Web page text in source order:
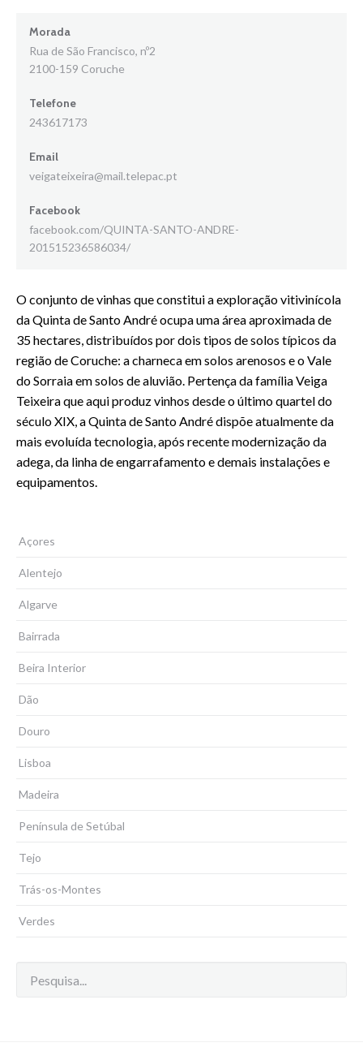
Morada
Rua de São Francisco, nº2
2100-159 Coruche
Telefone
243617173
Email
veigateixeira@mail.telepac.pt
Facebook
facebook.com/QUINTA-SANTO-ANDRE-
201515236586034/
O conjunto de vinhas que constitui a exploração vitivinícola
da Quinta de Santo André ocupa uma área aproximada de
35 hectares, distribuídos por dois tipos de solos típicos da
região de Coruche: a charneca em solos arenosos e o Vale
do Sorraia em solos de aluvião. Pertença da família Veiga
Teixeira que aqui produz vinhos desde o último quartel do
século XIX, a Quinta de Santo André dispõe atualmente da
mais evoluída tecnologia, após recente modernização da
adega, da linha de engarrafamento e demais instalações e
equipamentos.
Açores
Alentejo
Algarve
Bairrada
Beira Interior
Dão
Douro
Lisboa
Madeira
Península de Setúbal
Tejo
Trás-os-Montes
Verdes